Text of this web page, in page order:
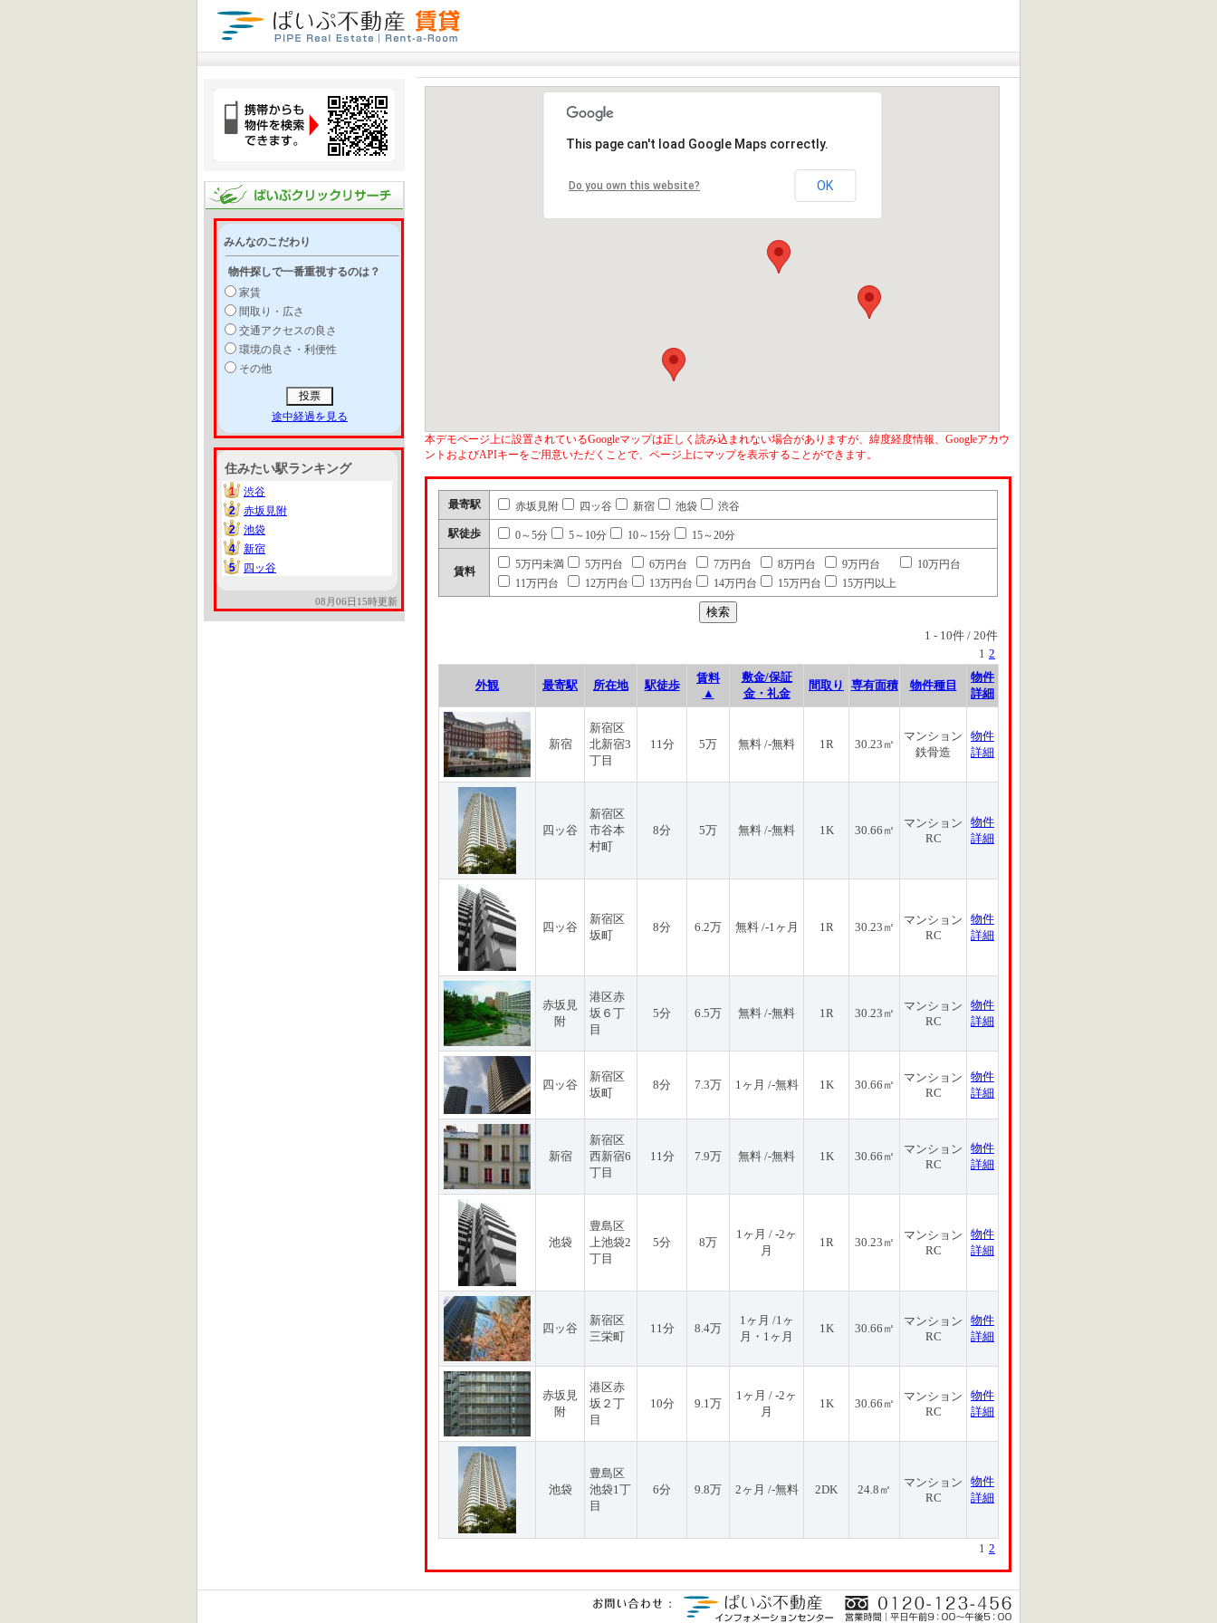
みんなのこだわり
物件探しで一番重視するのは？
家賃
間取り・広さ
交通アクセスの良さ
環境の良さ・利便性
その他
途中経過を見る
住みたい駅ランキング
1
1
渋谷
2
2
赤坂見附
2
2
池袋
4
4
新宿
5
5 四ッ谷
08月06日15時更新
This page can't load Google Maps correctly.
Do you own this website? OK
本デモページ上に設置されているGoogleマップは正しく読み込まれない場合がありますが、緯度経度情報、Googleアカウ
ントおよびAPIキーをご用意いただくことで、ページ上にマップを表示することができます。
最寄駅 赤坂見附 四ッ谷 新宿 池袋 渋谷
駅徒歩 0～5分 5～10分 10～15分 15～20分
賃料
5万円未満 5万円台 6万円台 7万円台 8万円台 9万円台
10万円台
11万円台
12万円台 13万円台 14万円台 15万円台 15万円以上
1 - 10件 / 20件
1 2
外観 最寄駅 所在地 駅徒歩
賃料
▲
敷金/保証
金・礼金
間取り 専有面積 物件種目
物件
詳細
新宿
新宿区
北新宿3
丁目
11分 5万 無料 /-無料 1R 30.23㎡
マンション
鉄骨造
物件
詳細
四ッ谷
新宿区
市谷本
村町
8分 5万 無料 /-無料 1K 30.66㎡
マンション
RC
物件
詳細
四ッ谷
新宿区
坂町
8分 6.2万 無料 /-1ヶ月 1R 30.23㎡
マンション
RC
物件
詳細
赤坂見
附
港区赤
坂６丁
目
5分 6.5万 無料 /-無料 1R 30.23㎡
マンション
RC
物件
詳細
四ッ谷
新宿区
坂町
8分 7.3万 1ヶ月 /-無料 1K 30.66㎡
マンション
RC
物件
詳細
新宿
新宿区
西新宿6
丁目
11分 7.9万 無料 /-無料 1K 30.66㎡
マンション
RC
物件
詳細
池袋
豊島区
上池袋2
丁目
5分 8万
1ヶ月 / -2ヶ
月
1R 30.23㎡
マンション
RC
物件
詳細
四ッ谷
新宿区
三栄町
11分 8.4万
1ヶ月 /1ヶ
月・1ヶ月
1K 30.66㎡
マンション
RC
物件
詳細
赤坂見
附
港区赤
坂２丁
目
10分 9.1万
1ヶ月 / -2ヶ
月
1K 30.66㎡
マンション
RC
物件
詳細
池袋
豊島区
池袋1丁
目
6分 9.8万 2ヶ月 /-無料 2DK 24.8㎡
マンション
RC
物件
詳細
1 2